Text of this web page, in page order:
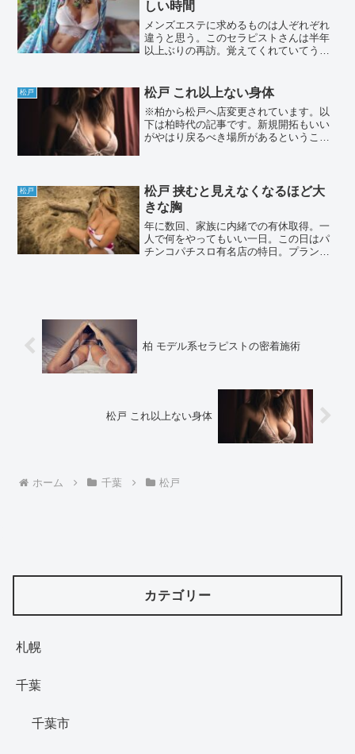
しい時間
メンズエステに求めるものは人ぞれぞれ
違うと思う。このセラピストさんは半年
以上ぶりの再訪。覚えてくれていてうれ
公開・名前：非公開（詳細はこちら（ワ
クスト））部屋のドアを開...
松戸 松戸 これ以上ない身体
※柏から松戸へ店変更されています。以
下は柏時代の記事です。新規開拓もいい
がやはり戻るべき場所があるということ
松戸）・店名：非公開・費...
松戸
松戸 挟むと見えなくなるほど大
きな胸
年に数回、家族に内緒での有休取得。一
人で何をやってもいい一日。この日はパ
チンコパチスロ有名店の特日。プランは
柏 モデル系セラピストの密着施術
松戸 これ以上ない身体
ホーム 千葉 松戸
カテゴリー
札幌
千葉
千葉市